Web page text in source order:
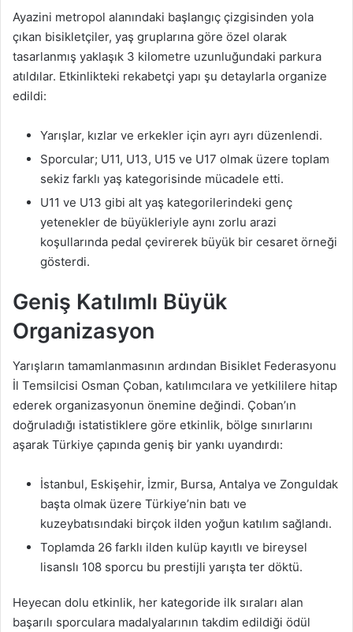
Ayazini metropol alanındaki başlangıç çizgisinden yola
çıkan bisikletçiler, yaş gruplarına göre özel olarak
tasarlanmış yaklaşık 3 kilometre uzunluğundaki parkura
atıldılar. Etkinlikteki rekabetçi yapı şu detaylarla organize
edildi:
Yarışlar, kızlar ve erkekler için ayrı ayrı düzenlendi.
Sporcular; U11, U13, U15 ve U17 olmak üzere toplam
sekiz farklı yaş kategorisinde mücadele etti.
U11 ve U13 gibi alt yaş kategorilerindeki genç
yetenekler de büyükleriyle aynı zorlu arazi
koşullarında pedal çevirerek büyük bir cesaret örneği
gösterdi.
Geniş Katılımlı Büyük
Organizasyon
Yarışların tamamlanmasının ardından Bisiklet Federasyonu
İl Temsilcisi Osman Çoban, katılımcılara ve yetkililere hitap
ederek organizasyonun önemine değindi. Çoban’ın
doğruladığı istatistiklere göre etkinlik, bölge sınırlarını
aşarak Türkiye çapında geniş bir yankı uyandırdı:
İstanbul, Eskişehir, İzmir, Bursa, Antalya ve Zonguldak
başta olmak üzere Türkiye’nin batı ve
kuzeybatısındaki birçok ilden yoğun katılım sağlandı.
Toplamda 26 farklı ilden kulüp kayıtlı ve bireysel
lisanslı 108 sporcu bu prestijli yarışta ter döktü.
Heyecan dolu etkinlik, her kategoride ilk sıraları alan
başarılı sporculara madalyalarının takdim edildiği ödül